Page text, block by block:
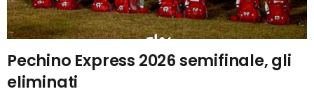
Pechino Express 2026 semifinale, gli
eliminati